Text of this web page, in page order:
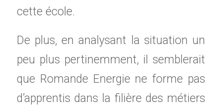
cette école.
De plus, en analysant la situation un
peu plus pertinemment, il semblerait
que Romande Energie ne forme pas
d’apprentis dans la filière des métiers